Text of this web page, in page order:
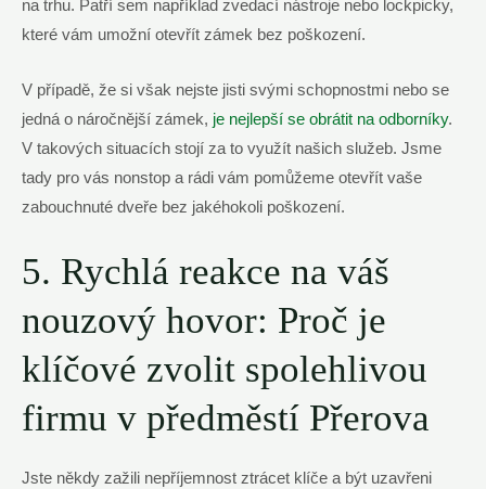
na trhu. Patří sem například zvedací nástroje nebo lockpicky,
které vám umožní otevřít zámek bez poškození.
V případě, že si však nejste jisti svými schopnostmi nebo se
jedná o náročnější zámek, je nejlepší se obrátit na odborníky.
V takových situacích stojí za to využít našich služeb. Jsme
tady pro vás nonstop a rádi vám pomůžeme otevřít vaše
zabouchnuté dveře bez jakéhokoli poškození.
5. Rychlá reakce na váš
nouzový hovor: Proč je
klíčové zvolit spolehlivou
firmu v předměstí Přerova
Jste někdy zažili nepříjemnost ztrácet klíče a být uzavřeni